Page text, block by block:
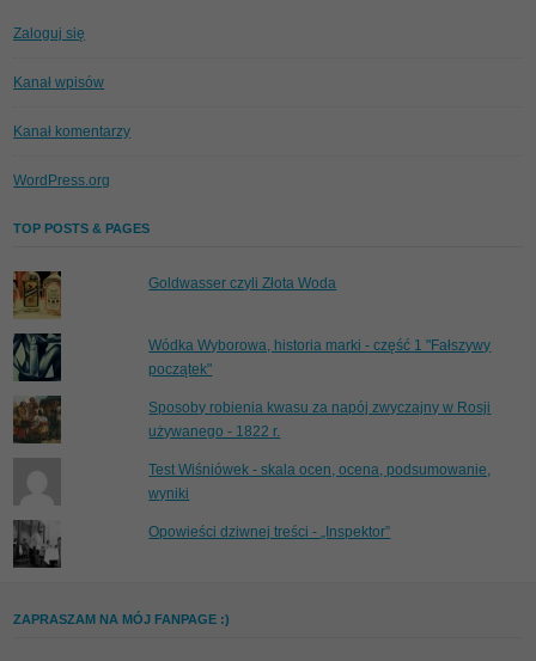
Zaloguj się
Kanał wpisów
Kanał komentarzy
WordPress.org
TOP POSTS & PAGES
Goldwasser czyli Złota Woda
Wódka Wyborowa, historia marki - część 1 "Fałszywy
początek"
Sposoby robienia kwasu za napój zwyczajny w Rosji
używanego - 1822 r.
Test Wiśniówek - skala ocen, ocena, podsumowanie,
wyniki
Opowieści dziwnej treści - „Inspektor”
ZAPRASZAM NA MÓJ FANPAGE :)